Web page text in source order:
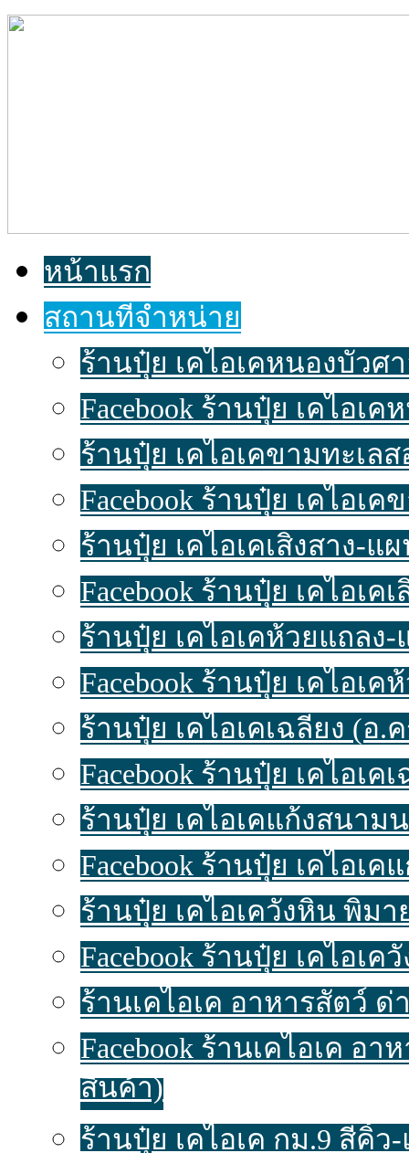
หน้าแรก
สถานที่จำหน่าย
ร้านปุ๋ย เคไอเคหนองบัวศ
Facebook ร้านปุ๋ย เคไอ
ร้านปุ๋ย เคไอเคขามทะเล
Facebook ร้านปุ๋ย เคไอเ
ร้านปุ๋ย เคไอเคเสิงสาง-แ
Facebook ร้านปุ๋ย เคไอเ
ร้านปุ๋ย เคไอเคห้วยแถลง
Facebook ร้านปุ๋ย เคไอ
ร้านปุ๋ย เคไอเคเฉลียง (อ.
Facebook ร้านปุ๋ย เคไอเ
ร้านปุ๋ย เคไอเคแก้งสนาม
Facebook ร้านปุ๋ย เคไอ
ร้านปุ๋ย เคไอเควังหิน พิม
Facebook ร้านปุ๋ย เคไอ
ร้านเคไอเค อาหารสัตว์
Facebook ร้านเคไอเค
สินค้า)
ร้านปุ๋ย เคไอเค กม.9 สีคิ้ว